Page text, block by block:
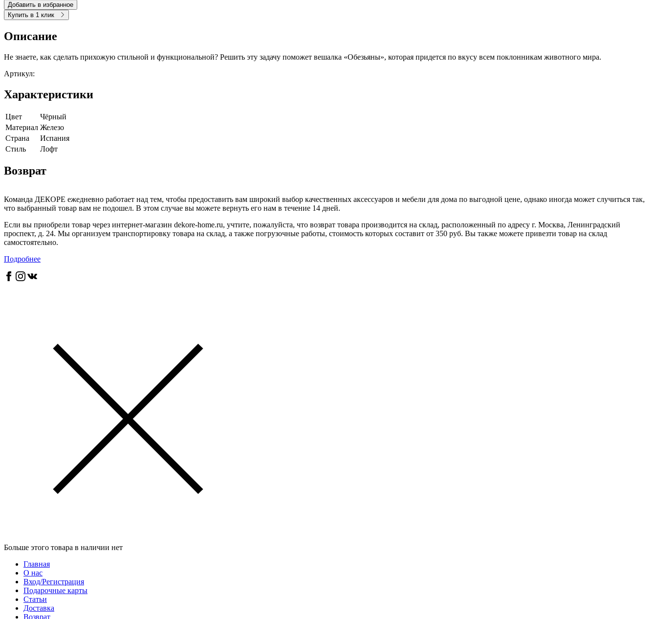
Добавить в избранное
Купить в 1 клик
Описание
Не знаете, как сделать прихожую стильной и функциональной? Решить эту задачу поможет вешалка «Обезьяны», которая придется по вкусу всем поклонникам животного мира.
Артикул:
Характеристики
Цвет
Чёрный
Материал Железо
Страна
Испания
Cтиль
Лофт
Возврат
Команда ДЕКОРЕ ежедневно работает над тем, чтобы предоставить вам широкий выбор качественных аксессуаров и мебели для дома по выгодной цене, однако иногда может случиться так,
что выбранный товар вам не подошел. В этом случае вы можете вернуть его нам в течение 14 дней.
Если вы приобрели товар через интернет-магазин dekore-home.ru, учтите, пожалуйста, что возврат товара производится на склад, расположенный по адресу г. Москва, Ленинградский
проспект, д. 24. Мы организуем транспортировку товара на склад, а также погрузочные работы, стоимость которых составит от 350 руб. Вы также можете привезти товар на склад
самостоятельно.
Подробнее
Больше этого товара в наличии нет
Главная
О нас
Вход/Регистрация
Подарочные карты
Статьи
Доставка
Возврат